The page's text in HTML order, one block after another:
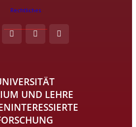
Rechtliches
UND LEHRE